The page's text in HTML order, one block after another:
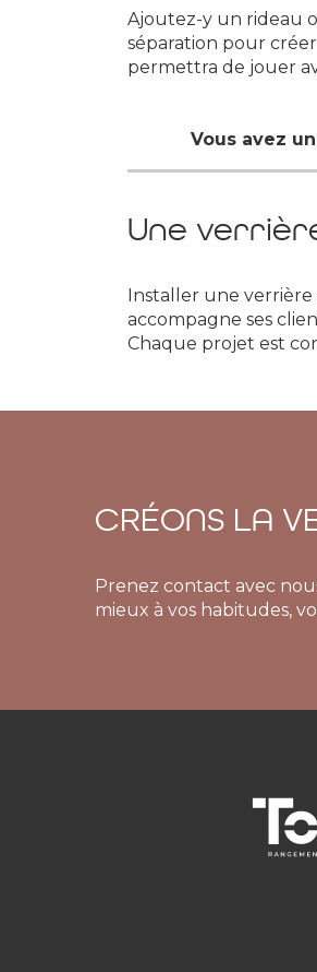
Ajoutez-y un rideau
séparation pour
permettra de jouer
Vous avez
Une
Installer une
accompagne ses
Chaque projet est
CRÉONS LA
Prenez contact avec
mieux à vos habitudes,